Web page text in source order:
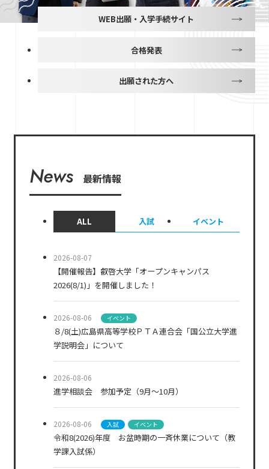
WEB出願・入学手続サイト
合格発表
出願された方へ
News 最新情報
ALL 入試 イベント
2026-08-07
【開催報告】叡啓大学「オープンキャンパス
2026(8/1)」を開催しました！
2026-08-06 イベント
８/8(土)広島県高等学校ＰＴＡ連合会「国公立大学進
学説明会」について
2026-08-06
進学相談会 参加予定（9月～10月）
2026-08-06 入試 イベント
令和8(2026)年度 お盆時期の一斉休業について（教
学課入試係）